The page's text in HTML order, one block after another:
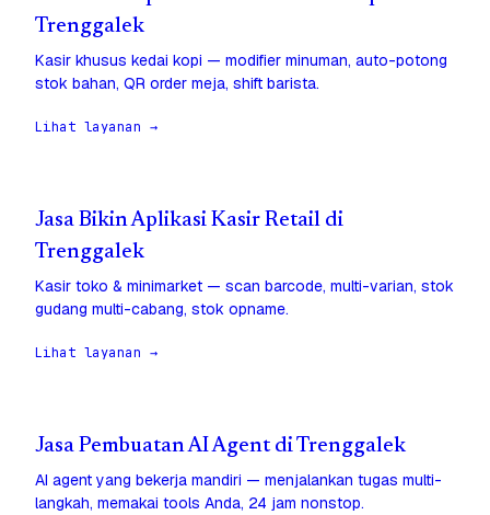
Trenggalek
Kasir khusus kedai kopi — modifier minuman, auto-potong
stok bahan, QR order meja, shift barista.
Lihat layanan →
Jasa Bikin Aplikasi Kasir Retail di
Trenggalek
Kasir toko & minimarket — scan barcode, multi-varian, stok
gudang multi-cabang, stok opname.
Lihat layanan →
Jasa Pembuatan AI Agent di Trenggalek
AI agent yang bekerja mandiri — menjalankan tugas multi-
langkah, memakai tools Anda, 24 jam nonstop.